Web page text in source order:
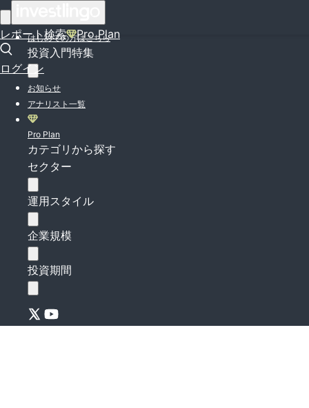
レポート検索 Pro Plan
ログイン
はじめての方はこちら
投資入門特集
お知らせ
アナリスト一覧
Pro Plan
カテゴリから探す
セクター
運用スタイル
企業規模
投資期間